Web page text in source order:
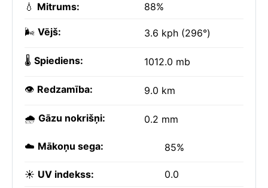
💧 Mitrums: 88%
🌬️ Vējš: 3.6 kph (296°)
🌡️ Spiediens: 1012.0 mb
👁️ Redzamība: 9.0 km
🌧️ Gāzu nokrišņi: 0.2 mm
☁️ Mākoņu sega: 85%
☀️ UV indekss: 0.0